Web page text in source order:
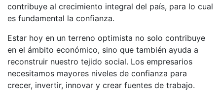
contribuye al crecimiento integral del país, para lo cual
es fundamental la confianza.
Estar hoy en un terreno optimista no solo contribuye
en el ámbito económico, sino que también ayuda a
reconstruir nuestro tejido social. Los empresarios
necesitamos mayores niveles de confianza para
crecer, invertir, innovar y crear fuentes de trabajo.